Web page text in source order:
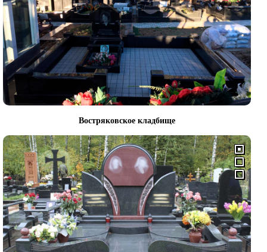
Востряковское кладбище